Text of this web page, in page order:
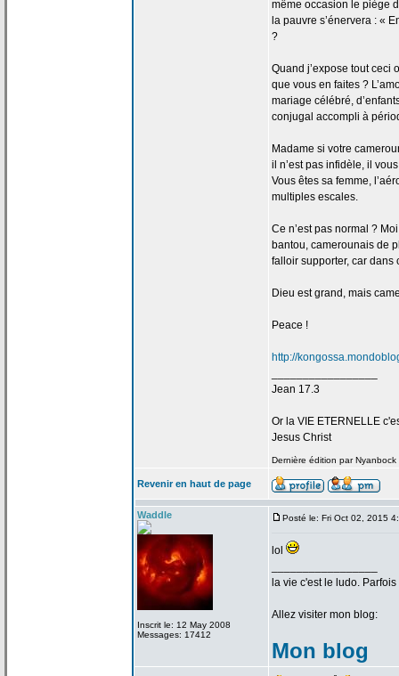
même occasion le piège
la pauvre s’énervera : «
?
Quand j’expose tout ceci
que vous en faites ?
mariage célébré,
conjugal accompli à
Madame si votre
il n’est pas infidèle, il
Vous êtes sa femme, l’a
multiples escales.
Ce n’est pas normal ?
bantou, camerounais de
falloir supporter, car
Dieu est grand, mais
Peace !
http://
Jean 17.3
Or la VIE ETERNELLE
Jesus Christ
Dernière édition par
Revenir en haut de page
Waddle
Inscrit le: 12 May 2008
Messages: 17412
Posté le: Fri Oct 02, 2015
lol
la vie c'est le ludo.
Allez visiter mon blog:
Mon blog